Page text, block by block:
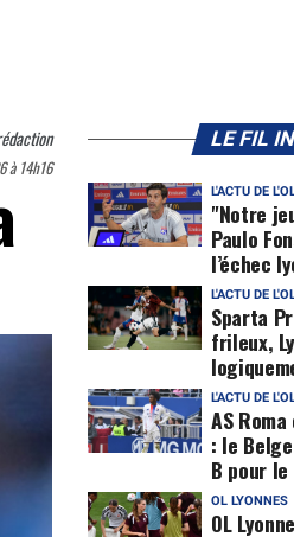
à 14h16
LE FIL
L'ACTU DE
"Notre
Paulo
l’échec
L'ACTU DE
Sparta
frileux,
L'ACTU DE
AS
: le
B pour
OL LYONNES
OL